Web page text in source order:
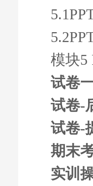
模块5
试卷
试卷-
试卷-
期末
实训